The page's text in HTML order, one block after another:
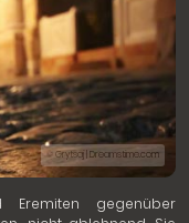
© Grytsaj | Dreamstime.com
gegenüber